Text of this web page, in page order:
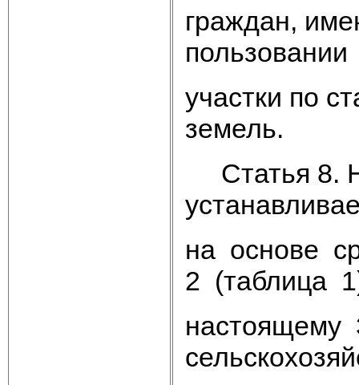
граждан,
участки по
земель.
Статья 8.
на основе
2 (таблица